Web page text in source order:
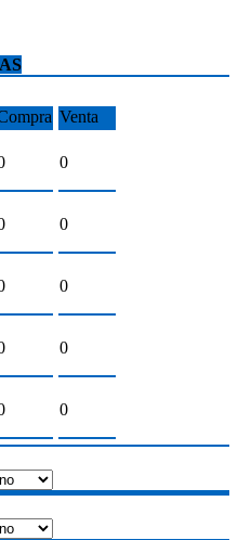
Venta
0
0
0
0
0